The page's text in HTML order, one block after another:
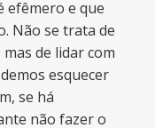
efêmero e que
Não se trata de
de lidar com
esquecer
se há
não fazer o